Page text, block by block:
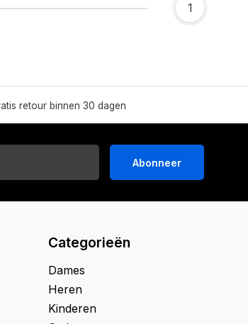
1
retour binnen 30 dagen
Abonneer
Categorieën
Dames
Heren
Kinderen